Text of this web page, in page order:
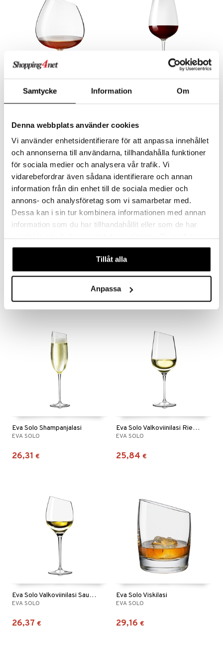
Samtycke Information Om
Denna webbplats använder cookies
Vi använder enhetsidentifierare för att anpassa innehållet
och annonserna till användarna, tillhandahålla funktioner
för sociala medier och analysera vår trafik. Vi
vidarebefordrar även sådana identifierare och annan
information från din enhet till de sociala medier och
annons- och analysföretag som vi samarbetar med.
Dessa kan i sin tur kombinera informationen med annan
information som du har tillhandahållit eller som de har
våra cookies vid fortsatt användande av vår webbplats.
Tillåt alla
Anpassa
Eva Solo Konjakkilasi
EVA SOLO
28,40 €
Eva Solo Magnum viinilasi
alk.27,52
EVA SOLO
Eva Solo Punaviinilasi Syrah
25,84
Eva Solo Shampanjalasi
EVA SOLO
26,31 €
Eva Solo Valkoviinilasi Riesling
EVA SOLO
25,84 €
Eva Solo Valkoviinilasi Sauvignon Blanc
EVA SOLO
26,37 €
Eva Solo Viskilasi
EVA SOLO
29,16 €